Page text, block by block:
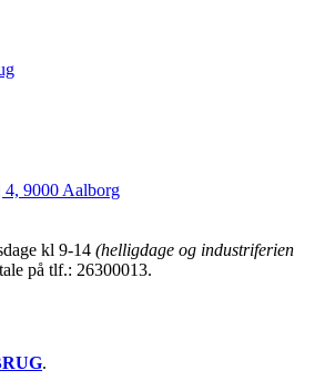
4, 9000 Aalborg
kl 9-14 (helligdage og industriferien
på tlf.: 26300013.
.